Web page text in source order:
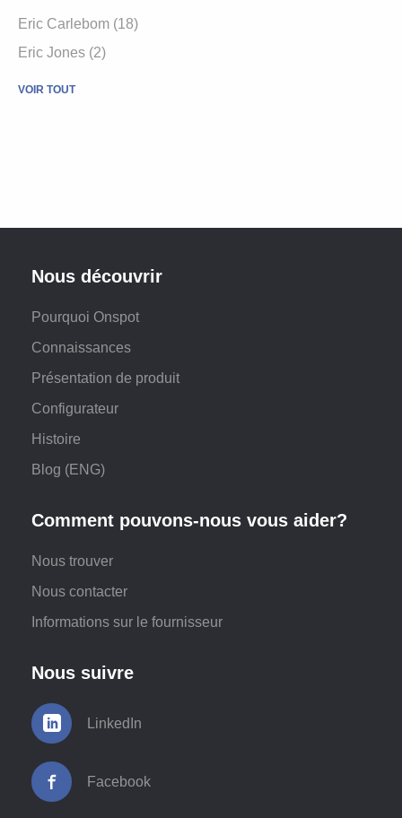
Eric Carlebom (18)
Eric Jones (2)
VOIR TOUT
Nous découvrir
Pourquoi Onspot
Connaissances
Présentation de produit
Configurateur
Histoire
Blog (ENG)
Comment pouvons-nous vous aider?
Nous trouver
Nous contacter
Informations sur le fournisseur
Nous suivre
LinkedIn
Facebook